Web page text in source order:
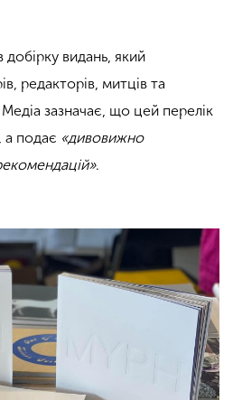
добірку видань, який
редакторів, митців та
Медіа зазначає, що цей перелік
а подає «дивовижно
.